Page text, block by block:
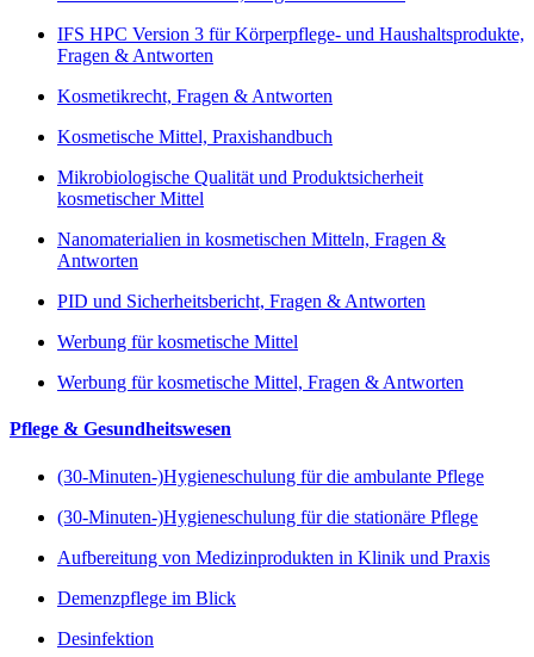
IFS HPC Version 3 für Körperpflege- und Haushaltsprodukte,
Fragen & Antworten
Kosmetikrecht, Fragen & Antworten
Kosmetische Mittel, Praxishandbuch
Mikrobiologische Qualität und Produktsicherheit
kosmetischer Mittel
Nanomaterialien in kosmetischen Mitteln, Fragen &
Antworten
PID und Sicherheitsbericht, Fragen & Antworten
Werbung für kosmetische Mittel
Werbung für kosmetische Mittel, Fragen & Antworten
Pflege & Gesundheitswesen
(30-Minuten-)Hygieneschulung für die ambulante Pflege
(30-Minuten-)Hygieneschulung für die stationäre Pflege
Aufbereitung von Medizinprodukten in Klinik und Praxis
Demenzpflege im Blick
Desinfektion